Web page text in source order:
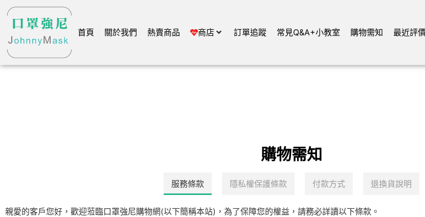
首頁 關於我們 熱賣商品 商店 訂單追蹤 常見Q&A+小教室 購物需知 最近評
購物需知
服務條款 隱私權保護條款 付款方式 退換貨說明
親愛的客戶您好，歡迎蒞臨口罩強尼購物網(以下簡稱本站)，為了保障您的權益，請務必詳讀以下條款。